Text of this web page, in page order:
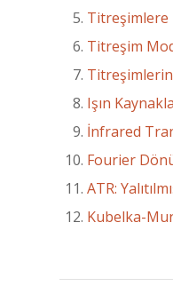
Titreşimlere
Titreşim
Işın
İnfrared
Fourier
ATR:
Kubelka-